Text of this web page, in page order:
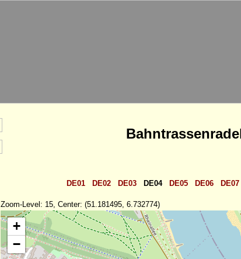
DE01 DE02 DE03 DE04 DE05 DE06 DE07
Zoom-Level: 15, Center: (51.181495, 6.732774)
+
−